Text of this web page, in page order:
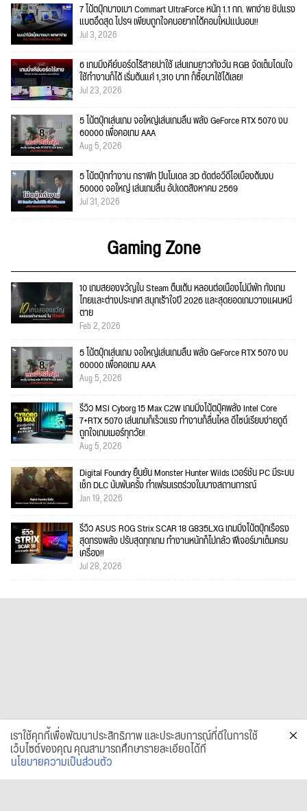
7 โน้ตบุ๊กบางเบา Commart UltraForce หนัก 1.1 กก. พกง่าย ชิปแรง
แบตอึดสุด โปรฯ เพียบถูกใจคนอยากได้คอมใ่หม่แน่นอน!!
Jul 3, 2026
6 เกมมิ่งคีย์บอร์ดไร้สายน่าใช้ เล่นเกมยาวทั้งวัน RGB จัดเต็มโดนใจ
ใช้ทำงานก็ได้ เริ่มต้นแค่ 1,310 บาท ก็ซื้อมาใช้ได้เลย!
Jul 23, 2026
5 โน้ตบุ๊กเล่นเกม จอใหญ่เล่นเกมลื่น พลัง GeForce RTX 5070 งบ
60000 เพื่อคอเกม AAA
Aug 5, 2026
5 โน้ตบุ๊กทำงาน กราฟิก ปั้นโมเดล 3D ตัดต่อวีดีโอเบื้องต้นงบ
50000 จอใหญ่ เล่นเกมลื่น อัปเดตสิงหาคม 2569
Jul 31, 2026
Gaming Zone
10 เกมสยองขวัญใน Steam ตื่นเต้น หลอนต่อเนื่องไม่มีพัก ทั้งเกม
ไทยและต่างประเทศ สนุกเร้าใจปี 2026 และสุดยอดเกมวางแผนหนี
ตาย
Feb 2, 2026
5 โน้ตบุ๊กเล่นเกม จอใหญ่เล่นเกมลื่น พลัง GeForce RTX 5070 งบ
60000 เพื่อคอเกม AAA
Aug 5, 2026
รีวิว MSI Cyborg 15 Max C2W เกมมิ่งโน้ตบุ๊คพลัง Intel Core
7+RTX 5070 เล่นเกมก็เร็วแรง ทำงานก็ลื่นไหล ดีไซน์เรียบง่ายดูดี
ถูกใจเกมเมอร์ทุกวัย!
Aug 5, 2026
Digital Foundry ยืนยัน Monster Hunter Wilds เวอร์ชัน PC มีระบบ
เช็ก DLC นับพันครั้ง ทำเฟรมเรตร่วงในบางสถานการณ์
Jan 19, 2026
รีวิว ASUS ROG Strix SCAR 18 G835LXG เกมมิ่งโน้ตบุ๊กเรือธง
สุดทรงพลัง ปรับสุดทุกเกม ทำงานหนักก็ไม่กลัว ฟีเจอร์มาเต็มครบ
เครื่อง!!
Jul 28, 2026
เราใช้คุกกี้เพื่อพัฒนาประสิทธิภาพ และประสบการณ์ที่ดีในการใช้
เว็บไซต์ของคุณ คุณสามารถศึกษารายละเอียดได้ที่
นโยบายความเป็นส่วนตัว